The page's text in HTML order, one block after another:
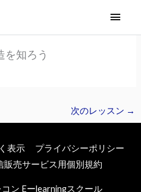
メ
イ
ニ
ー
知ろう
次のレッスン →
表示
プライバシーポリシー
販売サービス用個別規約
コン Eーlearningスクール